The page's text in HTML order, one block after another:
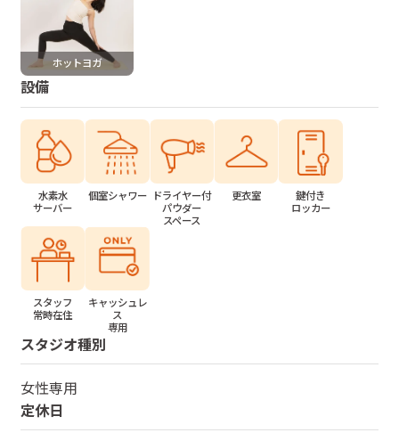
ホットヨガ
設備
水素水
サーバー
個室シャワー ドライヤー付
パウダー
スペース
更衣室
鍵付き
ロッカー
スタッフ
常時在住
キャッシュレ
ス
専用
スタジオ種別
女性専用
定休日